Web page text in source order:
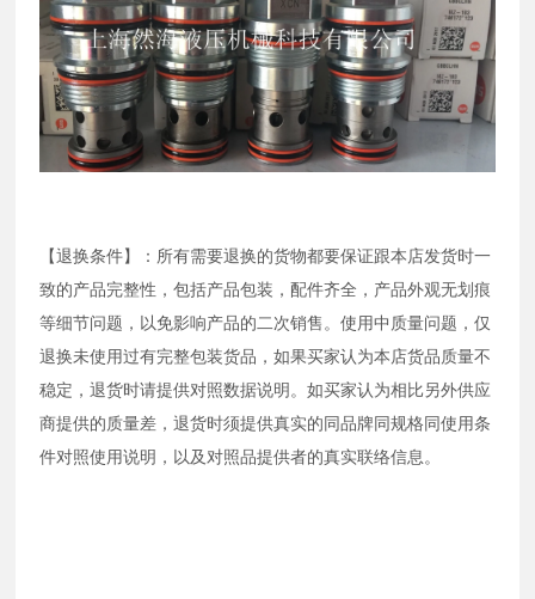
【退换条件】：所有需要退换的货物都要保证跟本店发货时一
致的产品完整性，包括产品包装，配件齐全，产品外观无划痕
等细节问题，以免影响产品的二次销售。使用中质量问题，仅
退换未使用过有完整包装货品，如果买家认为本店货品质量不
稳定，退货时请提供对照数据说明。如买家认为相比另外供应
商提供的质量差，退货时须提供真实的同品牌同规格同使用条
件对照使用说明，以及对照品提供者的真实联络信息。